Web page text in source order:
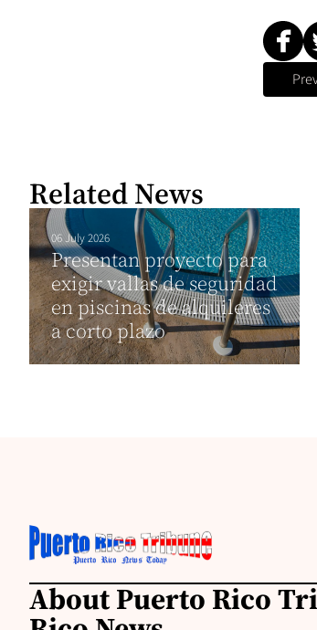
Related News
06 July 2026
Presentan proyecto para
exigir vallas de seguridad
en piscinas de alquileres
a corto plazo
About Puerto Rico